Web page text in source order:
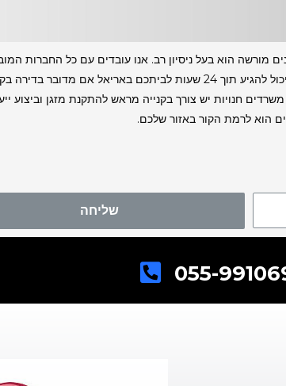
הוא בעל ניסיון רב. אנו עובדים עם כל החברות
ונותנים שירות באספקת מזגנים כולל התקנה או במידה וכבר רכשתם ויש לכם מזגן בבית שממציאים להתקנה אז המתקין יכול להגיע תוך 24 שעות לביתכם
חנויות יש צורך בקנייה מראש להתקנת מזגן וביצוע
הוא לרמת הקור באזור שלכם.
שליחה